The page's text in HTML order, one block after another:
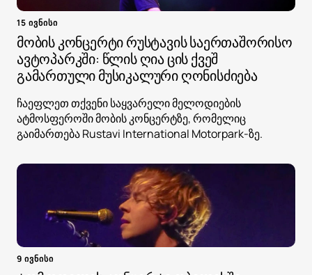
15 ივნისი
მობის კონცერტი რუსტავის საერთაშორისო
ავტოპარკში: წლის ღია ცის ქვეშ
გამართული მუსიკალური ღონისძიება
ჩაეფლეთ თქვენი საყვარელი მელოდიების
ატმოსფეროში მობის კონცერტზე, რომელიც
გაიმართება Rustavi International Motorpark-ზე.
9 ივნისი